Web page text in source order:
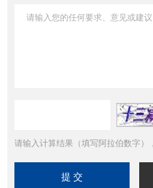
请输入计算结果（填写阿拉伯数字）